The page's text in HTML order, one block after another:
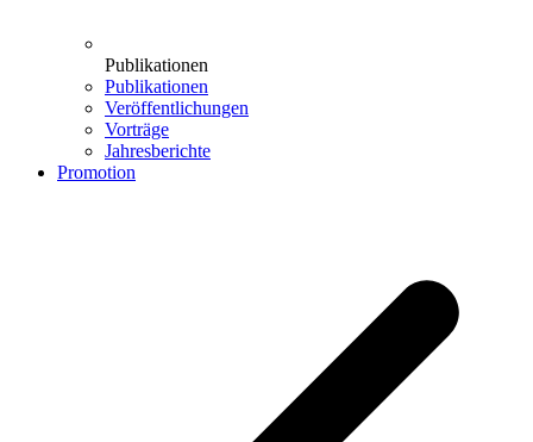
Publikationen
Publikationen
Veröffentlichungen
Vorträge
Jahresberichte
Promotion